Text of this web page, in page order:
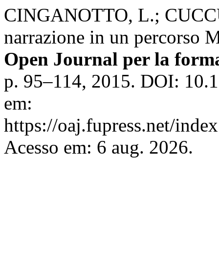
CINGANOTTO, L.;
narrazione in un percorso
Open Journal per la
p. 95–114, 2015. DOI:
em:
https://oaj.fupress.net/
Acesso em: 6 aug. 2026.